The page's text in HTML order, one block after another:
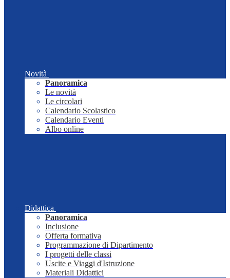
Novità
Panoramica
Le novità
Le circolari
Calendario Scolastico
Calendario Eventi
Albo online
Didattica
Panoramica
Inclusione
Offerta formativa
Programmazione di Dipartimento
I progetti delle classi
Uscite e Viaggi d'Istruzione
Materiali Didattici